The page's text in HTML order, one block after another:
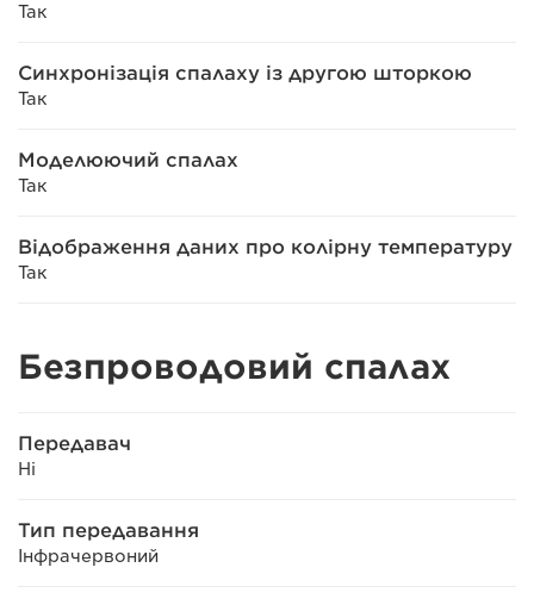
Так
Синхронізація спалаху із другою шторкою
Так
Моделюючий спалах
Так
Відображення даних про колірну температуру
Так
Безпроводовий спалах
Передавач
Ні
Тип передавання
Інфрачервоний